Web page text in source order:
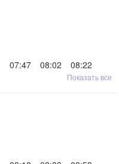
07:47 08:02
08:22
Показать все